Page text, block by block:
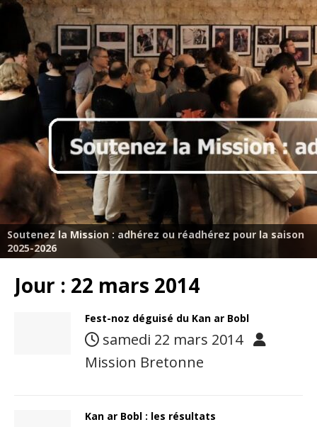
Soutenez la Mission : adhérez ou réadhérez pour la saison
2025-2026
Jour : 22 mars 2014
Fest-noz déguisé du Kan ar Bobl
samedi 22 mars 2014
Mission Bretonne
Kan ar Bobl : les résultats